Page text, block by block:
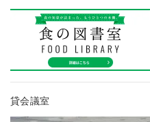
貸会議室